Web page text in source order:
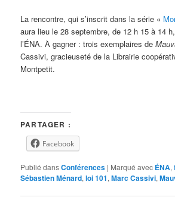
La rencontre, qui s’inscrit dans la série «
aura lieu le 28 septembre, de 12 h 15 à 14
l’ÉNA. À gagner : trois exemplaires de
Cassivi, gracieuseté de la Librairie
Montpetit.
PARTAGER :
Facebook
Publié dansConférences | Marqué avec ÉNA,
Sébastien Ménard,loi 101,Marc Cassivi,